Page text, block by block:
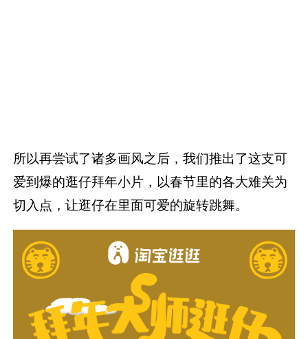
所以再尝试了诸多画风之后，我们推出了这支可
爱到爆的逛仔拜年小片，以春节里的各大难关为
切入点，让逛仔在里面可爱的旋转跳舞。